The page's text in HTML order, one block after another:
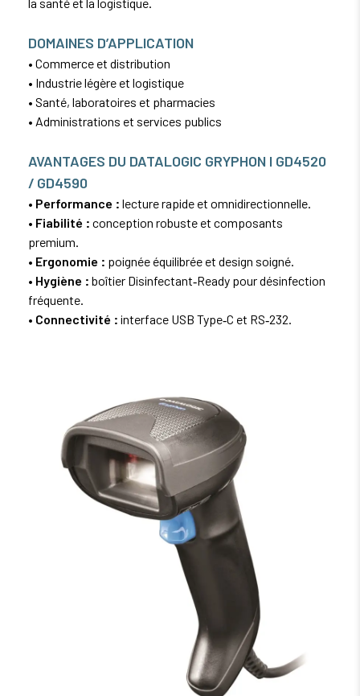
DOMAINES D’APPLICATION
• Commerce et distribution
• Industrie légère et logistique
• Santé, laboratoires et pharmacies
• Administrations et services publics
AVANTAGES DU DATALOGIC GRYPHON I GD4520
/ GD4590
• Performance : lecture rapide et omnidirectionnelle.
• Fiabilité : conception robuste et composants
premium.
• Ergonomie : poignée équilibrée et design soigné.
• Hygiène : boîtier Disinfectant‑Ready pour désinfection
fréquente.
• Connectivité : interface USB Type‑C et RS‑232.